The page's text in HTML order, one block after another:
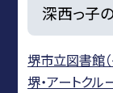
深西っ子
堺市立図書館
堺・アートクル